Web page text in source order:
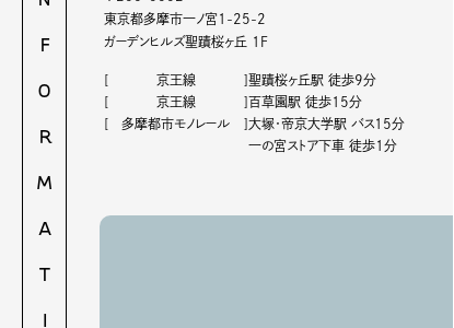
東京都多摩市一ノ宮1-25-2
ガーデンヒルズ聖蹟桜ヶ丘 1F
京王線
聖蹟桜ヶ丘駅 徒歩9分
京王線
百草園駅 徒歩15分
多摩都市モノレール
大塚・帝京大学駅 バス15分
一の宮ストア下車 徒歩1分